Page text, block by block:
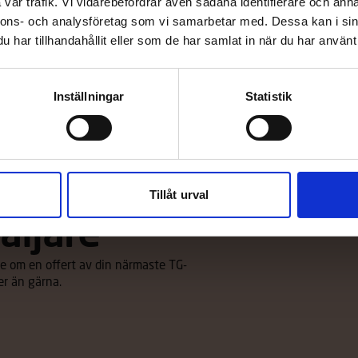
och analysföretag som vi samarbetar med. Dessa kan i
har tillhandahållit eller som de har samlat in när du har
Inställningar Statistik
Tillåt urval
bärkraft.
båt erbjuder funktionella
om en offert av din närmaste TG-
än gärna.